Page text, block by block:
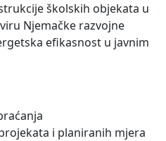
školskih objekata u
Njemačke razvojne
efikasnost u javnim
i planiranih mjera